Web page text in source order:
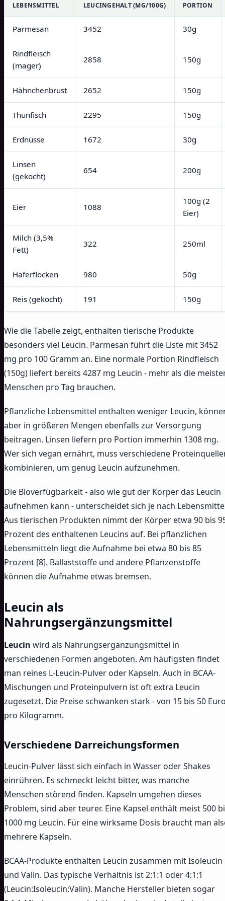
LEBENSMITTEL LEUCINGEHALT (MG/100G) PORTION
Parmesan 3452 30g
Rindfleisch
(mager)
2858 150g
Hähnchenbrust 2652 150g
Thunfisch 2295 150g
Erdnüsse 1672 30g
Linsen
(gekocht)
654 200g
Eier 1088
100g (2
Eier)
Milch (3,5%
Fett)
322 250ml
Haferflocken 980 50g
Reis (gekocht) 191 150g
Wie die Tabelle zeigt, enthalten tierische Produkte
besonders viel Leucin. Parmesan führt die Liste mit 3452
mg pro 100 Gramm an. Eine normale Portion Rindfleisch
(150g) liefert bereits 4287 mg Leucin - mehr als die
Menschen pro Tag brauchen.
Pflanzliche Lebensmittel enthalten weniger Leucin,
aber in größeren Mengen ebenfalls zur Versorgung
beitragen. Linsen liefern pro Portion immerhin 1308 mg.
Wer sich vegan ernährt, muss verschiedene
kombinieren, um genug Leucin aufzunehmen.
Die Bioverfügbarkeit - also wie gut der Körper das Leucin
aufnehmen kann - unterscheidet sich je nach
Aus tierischen Produkten nimmt der Körper etwa 90 bis
Prozent des enthaltenen Leucins auf. Bei pflanzlichen
Lebensmitteln liegt die Aufnahme bei etwa 80 bis 85
Prozent [8]. Ballaststoffe und andere Pflanzenstoffe
können die Aufnahme etwas bremsen.
Leucin als
Nahrungsergänzungsmittel
Leucin wird als Nahrungsergänzungsmittel in
verschiedenen Formen angeboten. Am häufigsten findet
man reines L-Leucin-Pulver oder Kapseln. Auch in BCAA-
Mischungen und Proteinpulvern ist oft extra Leucin
zugesetzt. Die Preise schwanken stark - von 15 bis 50
pro Kilogramm.
Verschiedene Darreichungsformen
Leucin-Pulver lässt sich einfach in Wasser oder Shakes
einrühren. Es schmeckt leicht bitter, was manche
Menschen störend finden. Kapseln umgehen dieses
Problem, sind aber teurer. Eine Kapsel enthält meist 500
1000 mg Leucin. Für eine wirksame Dosis braucht man
mehrere Kapseln.
BCAA-Produkte enthalten Leucin zusammen mit Isoleucin
und Valin. Das typische Verhältnis ist 2:1:1 oder 4:1:1
(Leucin:Isoleucin:Valin). Manche Hersteller bieten sogar